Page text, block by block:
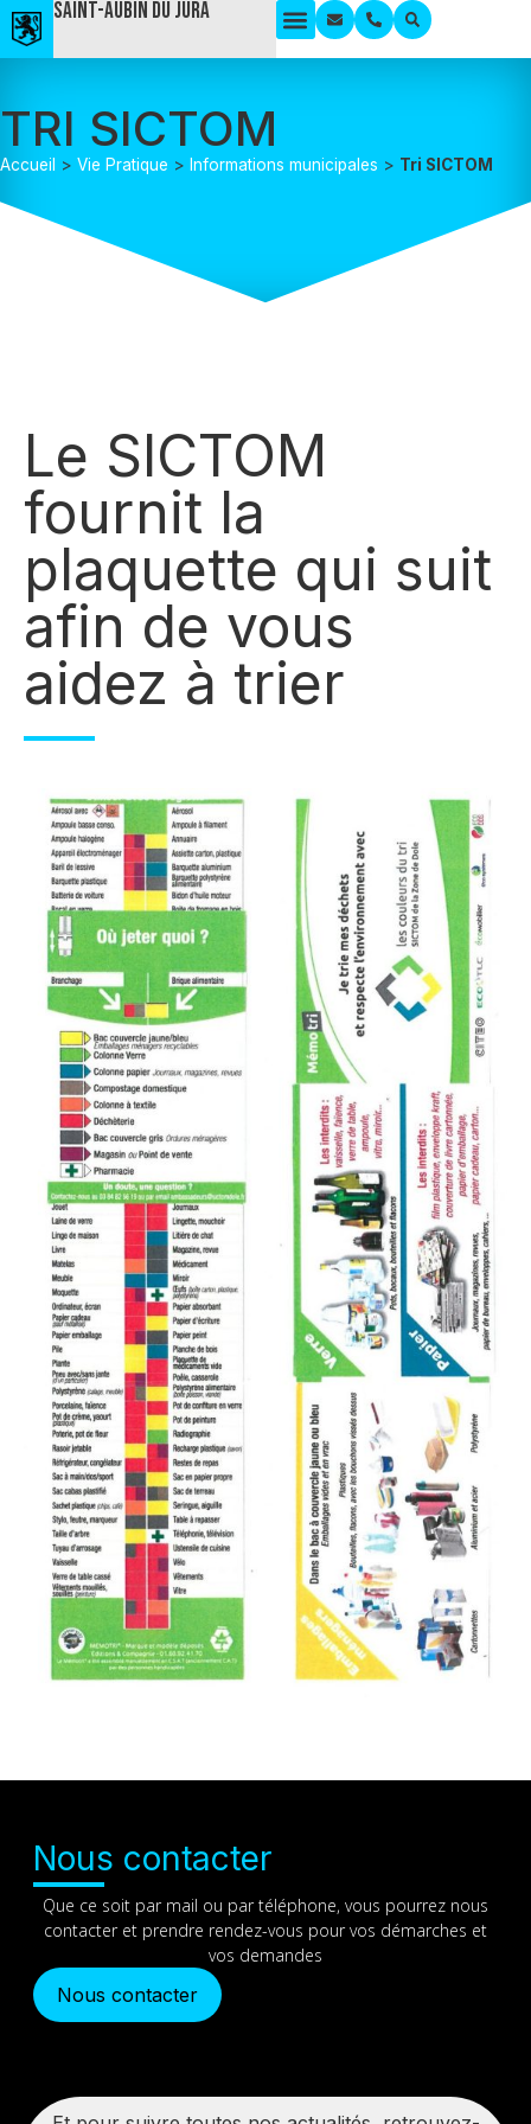
Saint-Aubin du Jura
TRI SICTOM
Accueil > Vie Pratique > Informations municipales > Tri SICTOM
Le SICTOM
fournit la
plaquette qui suit
afin de vous
aidez à trier
Nous contacter
Que ce soit par mail ou par téléphone, vous pourrez nous
contacter et prendre rendez-vous pour vos démarches et
vos demandes
Nous contacter